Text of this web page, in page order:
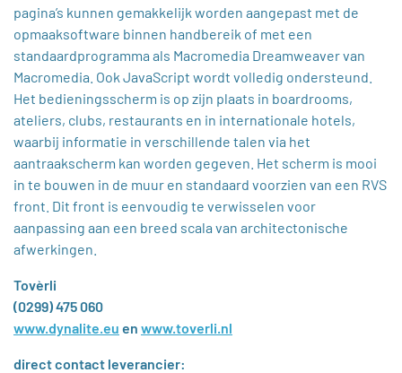
pagina’s kunnen gemakkelijk worden aangepast met de
opmaaksoftware binnen handbereik of met een
standaardprogramma als Macromedia Dreamweaver van
Macromedia. Ook JavaScript wordt volledig ondersteund.
Het bedieningsscherm is op zijn plaats in boardrooms,
ateliers, clubs, restaurants en in internationale hotels,
waarbij informatie in verschillende talen via het
aantraakscherm kan worden gegeven. Het scherm is mooi
in te bouwen in de muur en standaard voorzien van een RVS
front. Dit front is eenvoudig te verwisselen voor
aanpassing aan een breed scala van architectonische
afwerkingen.
Tovèrli
(0299) 475 060
www.dynalite.eu en www.toverli.nl
direct contact leverancier: